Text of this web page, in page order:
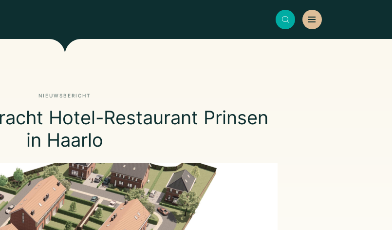
NIEUWSBERICHT
Hotel-Restaurant Prinsen
in Haarlo